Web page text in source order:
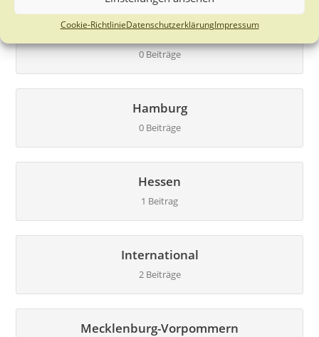
Cookie-RichtlinieDatenschutzerklärungImpressum
Göttingen
0 Beiträge
Hamburg
0 Beiträge
Hessen
1 Beitrag
International
2 Beiträge
Mecklenburg-Vorpommern